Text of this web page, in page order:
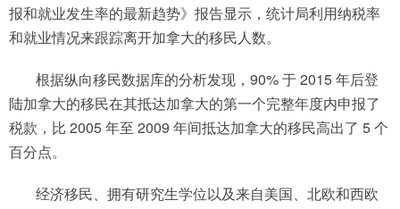
报和就业发生率的最新趋势》报告显示，统计局利用纳税率
和就业情况来跟踪离开加拿大的移民人数。
根据纵向移民数据库的分析发现，90% 于 2015 年后登
陆加拿大的移民在其抵达加拿大的第一个完整年度内申报了
税款，比 2005 年至 2009 年间抵达加拿大的移民高出了 5 个
百分点。
经济移民、拥有研究生学位以及来自美国、北欧和西欧